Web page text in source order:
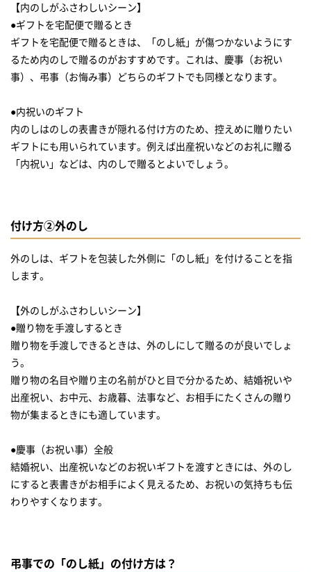
【内のしがふさわしいシーン】
●ギフトを宅配便で贈るとき
ギフトを宅配便で贈るときは、「のし紙」が傷つかないようにす
るため内のしで贈るのがおすすめです。これは、慶事（お祝い
事）、弔事（お悔み事）どちらのギフトでも同様となります。
●内祝いのギフト
内のしはのしの表書きが隠れる付け方のため、控えめに贈りたい
ギフトにも用いられています。例えば出産祝いなどのお礼に贈る
「内祝い」などは、内のしで贈るとよいでしょう。
付け方②外のし
外のしは、ギフトを包装した外側に「のし紙」を付けることを指
します。
【外のしがふさわしいシーン】
●贈り物を手渡しするとき
贈り物を手渡しできるときは、外のしにして贈るのが良いでしょ
う。
贈り物の名目や贈り主の名前がひと目で分かるため、結婚祝いや
出産祝い、お中元、お歳暮、法事など、お相手にたくさんの贈り
物が集まるときにも適しています。
●慶事（お祝い事）全般
結婚祝い、出産祝いなどのお祝いギフトを渡すときには、外のし
にすると表書きがお相手によく見えるため、お祝いの気持ちも伝
わりやすくなります。
弔事での「のし紙」の付け方は？